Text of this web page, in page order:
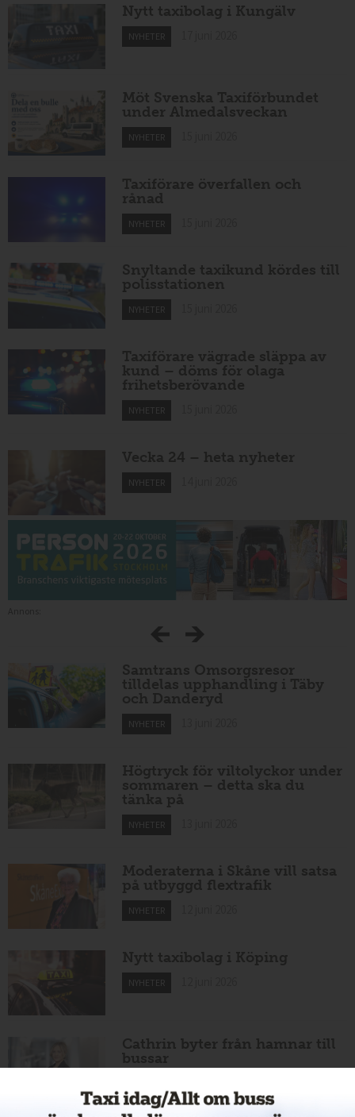
Nytt taxibolag i Kungälv
NYHETER
Möt Svenska Taxiförbundet
under Almedalsveckan
NYHETER
Taxiförare överfallen och
rånad
NYHETER
Snyltande taxikund kördes till
polisstationen
NYHETER
Taxiförare vägrade släppa av
kund – döms för olaga
frihetsberövande
NYHETER
Vecka 24 – heta nyheter
NYHETER
Samtrans Omsorgsresor
tilldelas upphandling i Täby
och Danderyd
NYHETER
Högtryck för viltolyckor under
sommaren – detta ska du
tänka på
NYHETER
Moderaterna i Skåne vill satsa
på utbyggd flextrafik
NYHETER
Nytt taxibolag i Köping
NYHETER
Cathrin byter från hamnar till
bussar